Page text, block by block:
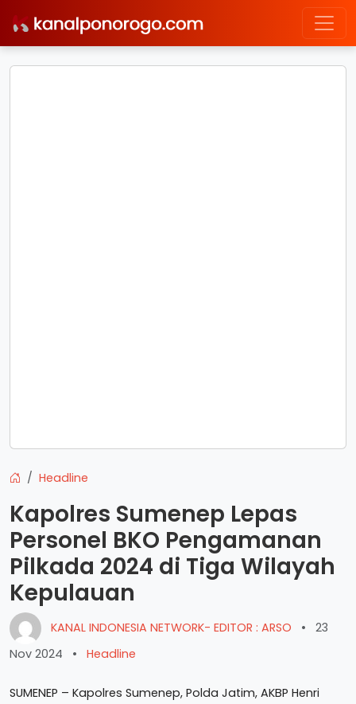
Headline
Kapolres Sumenep Lepas
Personel BKO Pengamanan
Pilkada 2024 di Tiga Wilayah
Kepulauan
KANAL INDONESIA NETWORK- EDITOR : ARSO •
23
Nov 2024
• Headline
SUMENEP – Kapolres Sumenep, Polda Jatim, AKBP Henri